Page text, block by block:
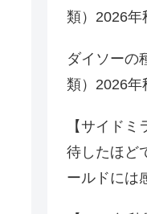
類）2026年
ダイソーの
類）2026年
【サイド
待したほど
ールドには